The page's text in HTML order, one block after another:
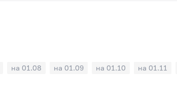
на 01.08 на 01.09 на 01.10 на 01.11